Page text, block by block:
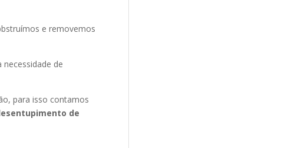
e removemos
de
para isso contamos
de